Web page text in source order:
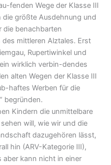
fenden Wege der Klasse III
größte Ausdehnung und
die benachbarten
mittleren Alztales. Erst
Rupertiwinkel und
wirklich verbin-dendes
alten Wegen der Klasse III
haftes Werben für die
begründen.
Kindern die unmittelbare
will, wie wir und die
dazugehören lässt,
hin (ARV-Kategorie III),
aber kann nicht in einer